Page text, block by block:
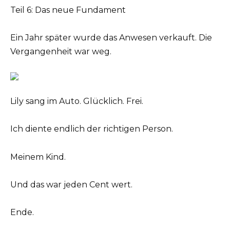
Teil 6: Das neue Fundament
Ein Jahr später wurde das Anwesen verkauft. Die
Vergangenheit war weg.
Lily sang im Auto. Glücklich. Frei.
Ich diente endlich der richtigen Person.
Meinem Kind.
Und das war jeden Cent wert.
Ende.